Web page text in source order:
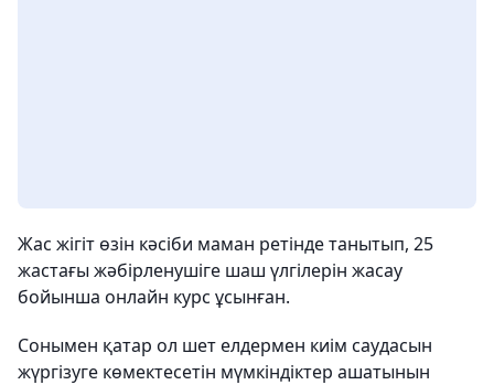
Жас жігіт өзін кәсіби маман ретінде танытып, 25
жастағы жәбірленушіге шаш үлгілерін жасау
бойынша онлайн курс ұсынған.
Сонымен қатар ол шет елдермен киім саудасын
жүргізуге көмектесетін мүмкіндіктер ашатынын